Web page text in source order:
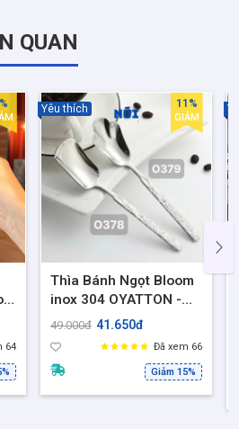
QUAN
64
Thìa Bánh Ngọt Bloom
inox 304 OYATTON -
Thìa ăn bánh, ăn kem,
trọng
49.000đ 41.650đ
Đã xem 66
Giảm 15%
Yêu thích 11%
GIẢM